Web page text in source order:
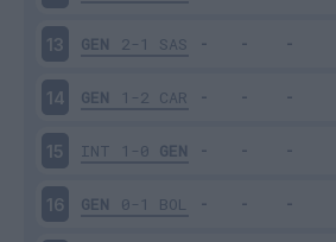
13 GEN 2-1 SAS
14 GEN 1-2 CAR
15 INT 1-0 GEN
16 GEN 0-1 BOL